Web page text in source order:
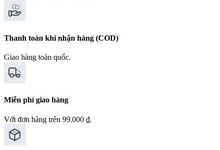
Thanh toán khi nhận hàng (COD)
Giao hàng toàn quốc.
Miễn phí giao hàng
Với đơn hàng trên 99.000 ₫.